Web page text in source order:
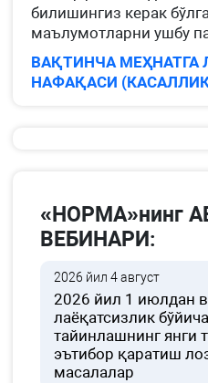
билишингиз керак
маълумотларни ушбу
ВАҚТИНЧА МЕҲНАТГА
НАФАҚАСИ
«НОРМА»нинг
ВЕБИНАРИ:
2026 йил 4 август
2026 йил 1 июлдан
лаёқатсизлик
тайинлашнинг янги
эътибор қаратиш
масалалар